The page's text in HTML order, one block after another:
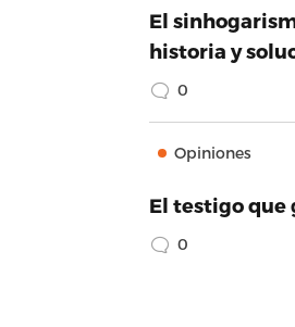
El
historia y
0
Opiniones
El testigo que
0